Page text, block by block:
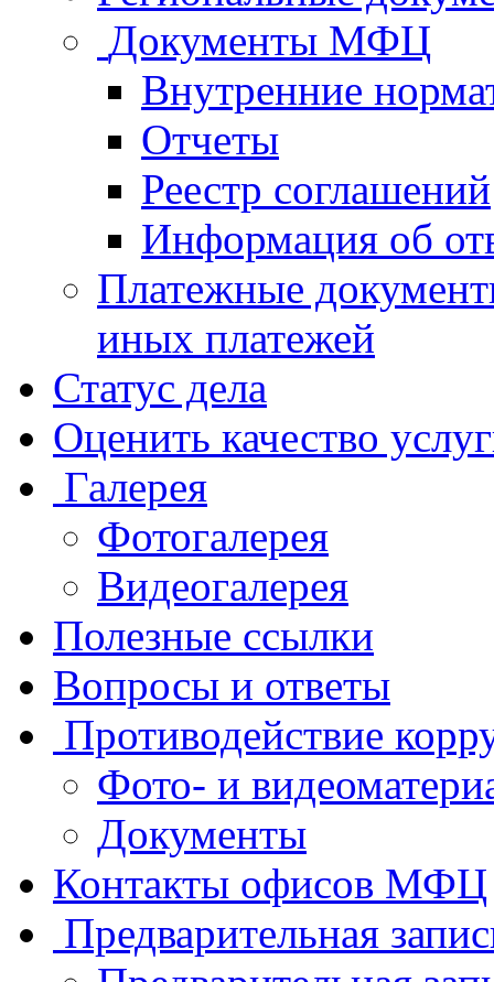
Документы МФЦ
Внутренние
Отчеты
Реестр соглашений
Информация об
Платежные
иных платежей
Статус дела
Оценить качество
Галерея
Фотогалерея
Видеогалерея
Полезные ссылки
Вопросы и ответы
Противодействие
Фото- и
Документы
Контакты офисов МФЦ
Предварительная